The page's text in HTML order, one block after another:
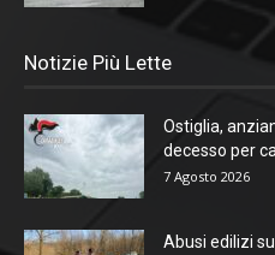
Notizie Più Lette
Ostiglia,
decesso per
7 Agosto 2026
Abusi edilizi